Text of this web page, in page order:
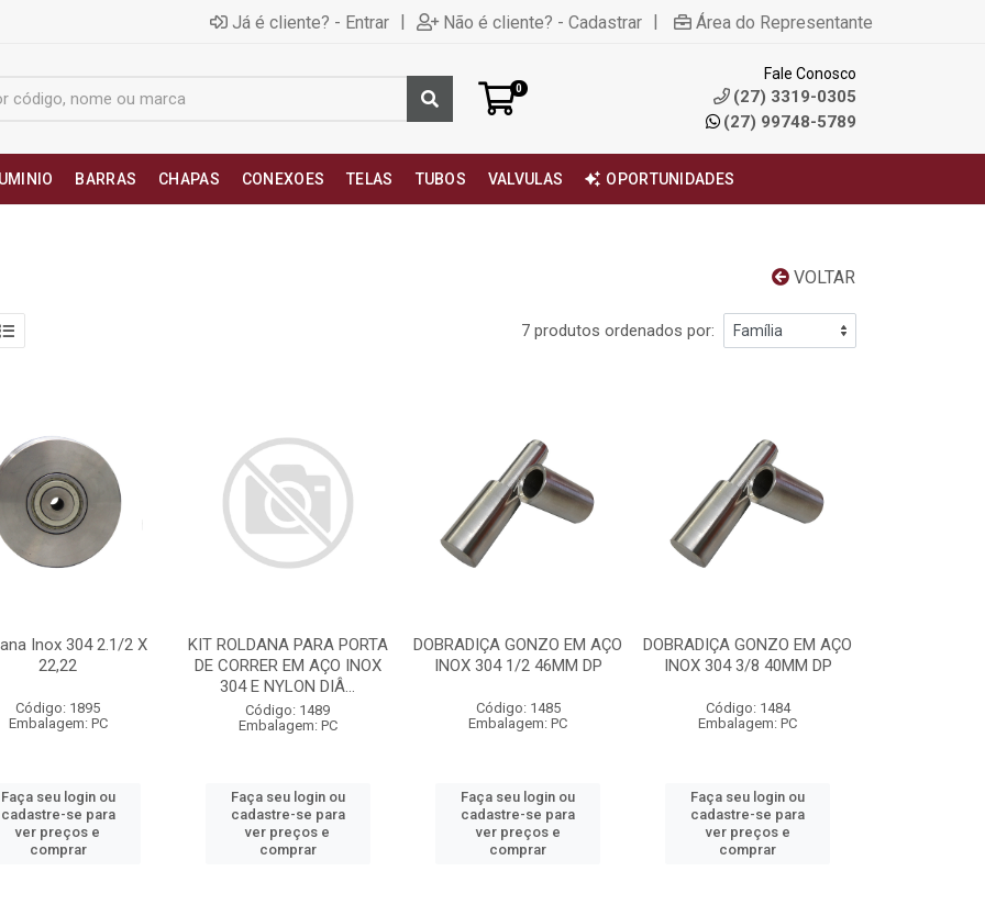
Já é cliente? - Entrar | Não é cliente? - Cadastrar | Área do Representante
0
Fale Conosco
(27) 3319-0305
(27) 99748-5789
BARRAS CHAPAS CONEXOES TELAS TUBOS VALVULAS OPORTUNIDADES
VOLTAR
7 produtos ordenados por:
Inox 304 2.1/2 X
22,22
Código: 1895
Embalagem: PC
Faça seu login ou
cadastre-se para
ver preços e
comprar
KIT ROLDANA PARA PORTA
DE CORRER EM AÇO INOX
304 E NYLON DIÂ...
Código: 1489
Embalagem: PC
Faça seu login ou
cadastre-se para
ver preços e
comprar
DOBRADIÇA GONZO EM AÇO
INOX 304 1/2 46MM DP
Código: 1485
Embalagem: PC
Faça seu login ou
cadastre-se para
ver preços e
comprar
DOBRADIÇA GONZO EM AÇO
INOX 304 3/8 40MM DP
Código: 1484
Embalagem: PC
Faça seu login ou
cadastre-se para
ver preços e
comprar